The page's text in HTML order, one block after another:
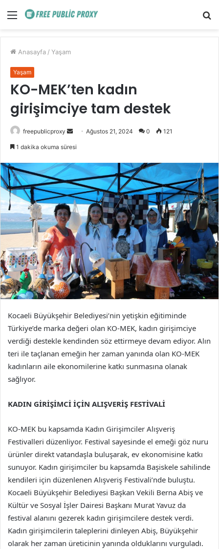
Menü
Anasayfa / Yaşam
Yaşam
KO-MEK’ten kadın
girişimciye tam destek
freepublicproxy
Bir
göndermek
Ağustos 21, 2024 0 121
1 dakika okuma süresi
Kocaeli Büyükşehir Belediyesi’nin yetişkin eğitiminde
Türkiye’de marka değeri olan KO-MEK, kadın girişimciye
verdiği destekle kendinden söz ettirmeye devam ediyor. Alın
teri ile taçlanan emeğin her zaman yanında olan KO-MEK
kadınların aile ekonomilerine katkı sunmasına olanak
sağlıyor.
KADIN GİRİŞİMCİ İÇİN ALIŞVERİŞ FESTİVALİ
KO-MEK bu kapsamda Kadın Girişimciler Alışveriş
Festivalleri düzenliyor. Festival sayesinde el emeği göz nuru
ürünler direkt vatandaşla buluşarak, ev ekonomisine katkı
sunuyor. Kadın girişimciler bu kapsamda Başiskele sahilinde
kendileri için düzenlenen Alışveriş Festivali’nde buluştu.
Kocaeli Büyükşehir Belediyesi Başkan Vekili Berna Abiş ve
Kültür ve Sosyal İşler Dairesi Başkanı Murat Yavuz da
festival alanını gezerek kadın girişimcilere destek verdi.
Kadın girişimcilerin taleplerini dinleyen Abiş, Büyükşehir
olarak her zaman üreticinin yanında olduklarını vurguladı.